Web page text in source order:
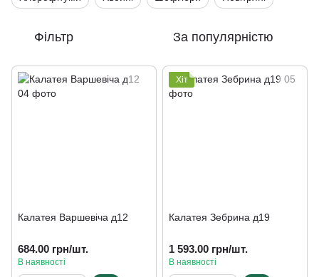
Фільтр За популярністю
Калатея Варшевіча д12
684.00 грн/шт.
В наявності
Хіт
Калатея Зебрина д19
1 593.00 грн/шт.
В наявності